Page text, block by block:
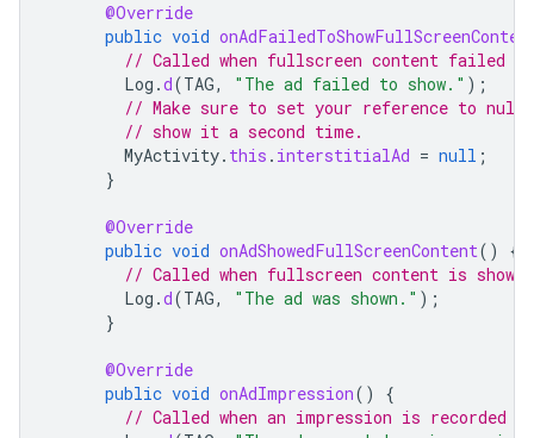
@Override
public void
// Called when fullscreen content failed to
Log .d(TAG, "The ad failed to show." );
// Make sure to set your reference to null
// show it a second time.
MyActivity. this . interstitialAd = null ;
}
@Override
public void onAdShowedFullScreenContent()
{
// Called when fullscreen content is shown.
Log .d(TAG, "The ad was shown." );
}
@Override
public void onAdImpression()
{
// Called when an impression is recorded